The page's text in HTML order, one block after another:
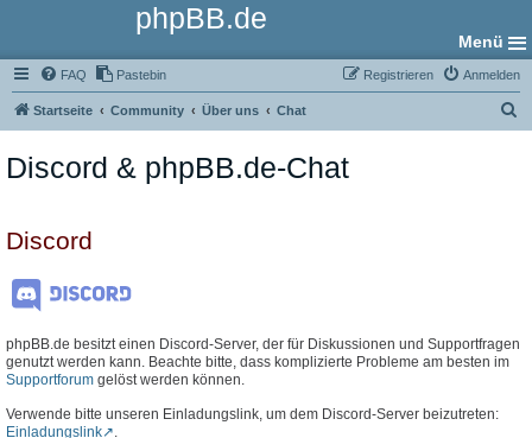
phpBB.de
Menü
FAQ Pastebin Anmelden
Registrieren
Startseite Community Über uns Chat
Discord & phpBB.de-Chat
Discord
phpBB.de besitzt einen Discord-Server, der für Diskussionen und Supportfragen
genutzt werden kann. Beachte bitte, dass komplizierte Probleme am besten im
Supportforum gelöst werden können.
Verwende bitte unseren Einladungslink, um dem Discord-Server beizutreten:
Einladungslink
.